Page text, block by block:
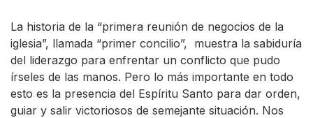
La historia de la “primera reunión de negocios de la
iglesia”, llamada “primer concilio”, muestra la sabiduría
del liderazgo para enfrentar un conflicto que pudo
írseles de las manos. Pero lo más importante en todo
esto es la presencia del Espíritu Santo para dar orden,
guiar y salir victoriosos de semejante situación. Nos